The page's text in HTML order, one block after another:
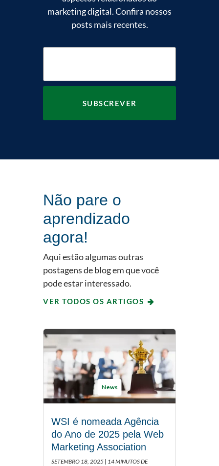
marketing digital. Confira nossos
posts mais recentes.
Não pare o
aprendizado
agora!
Aqui estão algumas outras
postagens de blog em que você
pode estar interessado.
VER TODOS OS ARTIGOS
News
WSI é nomeada Agência
do Ano de 2025 pela Web
Marketing Association
SETEMBRO 18, 2025 | 14 MINUTOS DE